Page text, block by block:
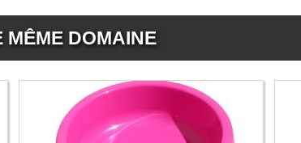
MÊME DOMAINE